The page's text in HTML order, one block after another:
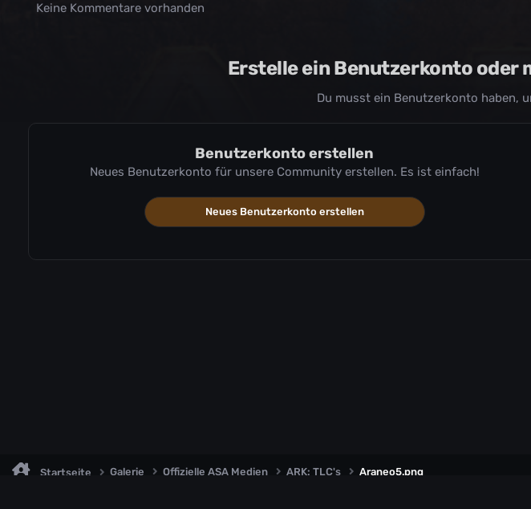
Keine Kommentare vorhanden
Erstelle ein Benutzerkonto oder
Du musst ein Benutzerkonto haben,
Benutzerkonto erstellen
Neues Benutzerkonto für unsere Community erstellen. Es ist einfach!
Neues Benutzerkonto erstellen
Startseite Galerie Offizielle ASA Medien ARK: TLC's Araneo5.png